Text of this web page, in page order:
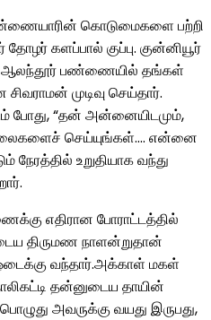
கொடுமைகளை பற்றி
தோழர் களப்பால் குப்பு. குன்னியூர்
பண்ணையில் தங்கள்
முடிவு செய்தார்.
போது, “தன் அன்னையிடமும்,
செய்யுங்கள்…. என்னை
நேரத்தில் உறுதியாக வந்து
எதிரான போராட்டத்தில்
திருமண நாளன்றுதான்
வந்தார்.அக்காள் மகள்
தன்னுடைய தாயின்
அவருக்கு வயது இருபது,